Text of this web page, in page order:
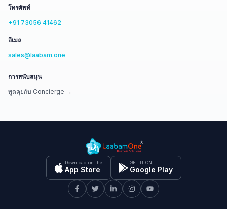
โทรศัพท์
+91 73056 41462
อีเมล
sales@laabam.one
การสนับสนุน
พูดคุยกับ Concierge →
Download on the
App Store
GET IT ON
Google Play